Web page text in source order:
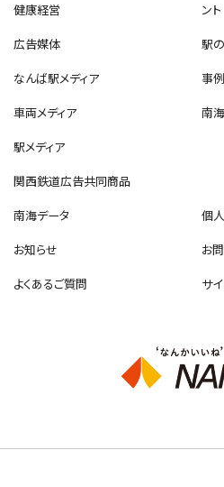
健康経営
広告媒体
なんば駅メディア
車両メディア
駅メディア
関西鉄道広告共同商品
ント
駅
事
南
南海データ
個
お知らせ
お
よくあるご質問
サ